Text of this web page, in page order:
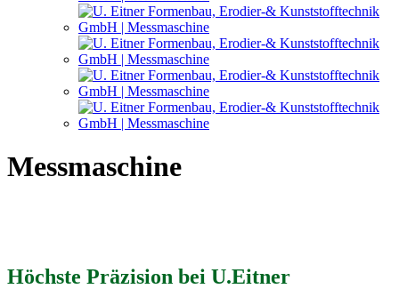
Messmaschine
Höchste Präzision bei U.Eitner